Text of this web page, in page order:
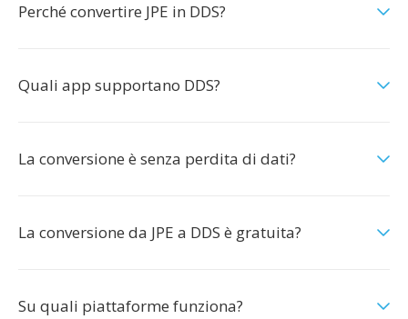
Perché convertire JPE in DDS?
Quali app supportano DDS?
La conversione è senza perdita di dati?
La conversione da JPE a DDS è gratuita?
Su quali piattaforme funziona?